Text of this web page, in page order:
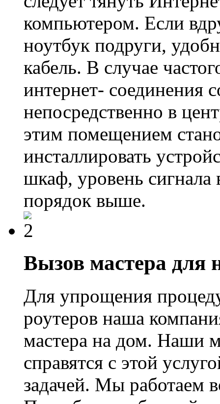
компьютером. Если
ноутбук подруги,
кабель. В случае
интернет- соединения
непосредственно в
этим помещением
инсталлировать
шкаф, уровень сигнала
порядок выше.
Вызов мастера для
Для упрощения
роутеров наша
мастера на дом. Наши
справятся с этой
задачей. Мы работаем